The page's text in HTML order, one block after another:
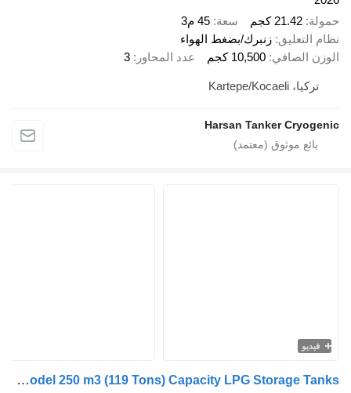
21.42 كجم سعة
45 م3
زنبرك/بضغط الهواء
الصافي
10,500 كجم عدد المحاور 3
Harsan Tanker
Harsan 2026 Model 250 m3 (119 Tons) Capacity LPG Storage Tanks